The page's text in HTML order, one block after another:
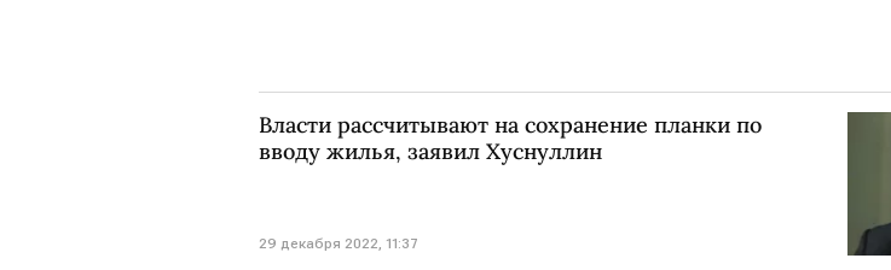
Власти рассчитывают на сохранение планки по
вводу жилья, заявил Хуснуллин
29 декабря 2022, 11:37